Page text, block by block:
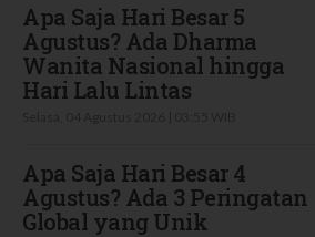
Apa Saja Hari Besar 5
Agustus? Ada Dharma
Wanita Nasional hingga
Hari Lalu Lintas
Apa Saja Hari Besar 4
Agustus? Ada 3 Peringatan
Global yang Unik